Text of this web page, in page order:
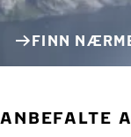
FINN
ANBEFALTE